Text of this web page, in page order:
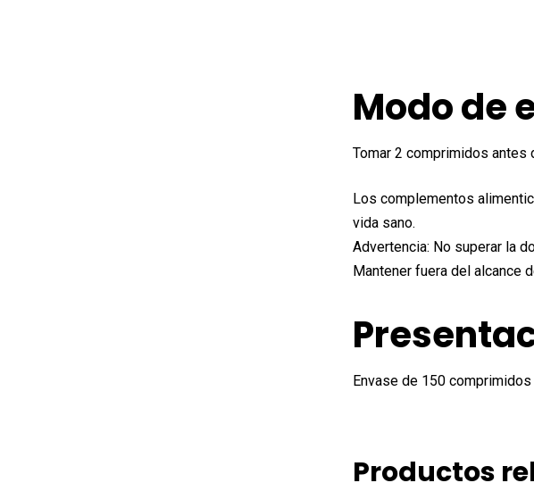
Modo de
Tomar 2 comprimidos antes
Los complementos
vida sano.
Advertencia: No superar la
Mantener fuera del alcance
Envase de 150
Productos